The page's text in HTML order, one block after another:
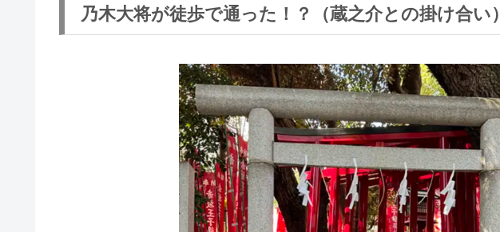
乃木大将が徒歩で通った！？（蔵之介との掛け合い）